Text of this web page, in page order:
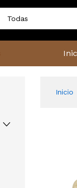
Inicio